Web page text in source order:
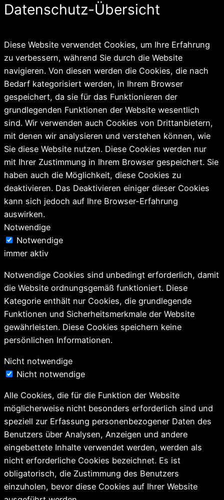
Datenschutz-Übersicht
Diese Website verwendet Cookies, um Ihre Erfahrung
zu verbessern, während Sie durch die Website
navigieren. Von diesen werden die Cookies, die nach
Bedarf kategorisiert werden, in Ihrem Browser
gespeichert, da sie für das Funktionieren der
grundlegenden Funktionen der Website wesentlich
sind. Wir verwenden auch Cookies von Drittanbietern,
mit denen wir analysieren und verstehen können, wie
Sie diese Website nutzen. Diese Cookies werden nur
mit Ihrer Zustimmung in Ihrem Browser gespeichert. Sie
haben auch die Möglichkeit, diese Cookies zu
deaktivieren. Das Deaktivieren einiger dieser Cookies
kann sich jedoch auf Ihre Browser-Erfahrung
auswirken.
Notwendige
Notwendige
immer aktiv
Notwendige Cookies sind unbedingt erforderlich, damit
die Website ordnungsgemäß funktioniert. Diese
Kategorie enthält nur Cookies, die grundlegende
Funktionen und Sicherheitsmerkmale der Website
gewährleisten. Diese Cookies speichern keine
persönlichen Informationen.
Nicht notwendige
Nicht notwendige
Alle Cookies, die für die Funktion der Website
möglicherweise nicht besonders erforderlich sind und
speziell zur Erfassung personenbezogener Daten des
Benutzers über Analysen, Anzeigen und andere
eingebettete Inhalte verwendet werden, werden als
nicht erforderliche Cookies bezeichnet. Es ist
obligatorisch, die Zustimmung des Benutzers
einzuholen, bevor diese Cookies auf Ihrer Website